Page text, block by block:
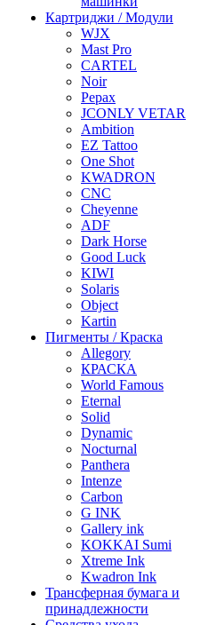
Картриджи / Модули
WJX
Mast Pro
CARTEL
Noir
Pepax
JCONLY VETAR
Ambition
EZ Tattoo
One Shot
KWADRON
CNC
Cheyenne
ADF
Dark Horse
Good Luck
KIWI
Solaris
Object
Kartin
Пигменты / Краска
Allegory
КРАСКА
World Famous
Eternal
Solid
Dynamic
Nocturnal
Panthera
Intenze
Carbon
G INK
Gallery ink
KOKKAI Sumi
Xtreme Ink
Kwadron Ink
Трансферная бумага и
принадлежности